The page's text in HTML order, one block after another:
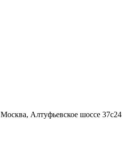
Москва, Алтуфьевское шоссе 37с24